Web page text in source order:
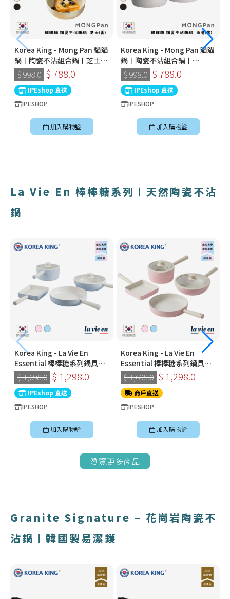
Korea King - Mong Pan 貓貓
鍋〡陶瓷不沾組合鍋〡芝士
(黃)
$ 998.0 $ 788.0
IPEshop 直送
IPESHOP
加入購物籃
Korea King - Mong Pan 貓貓
鍋〡陶瓷不沾組合鍋〡
Oreo(黑)
$ 998.0 $ 788.0
IPEshop 直送
IPESHOP
加入購物籃
La Vie En 棒棒糖系列〡天然陶瓷不沾
鍋
Korea King - La Vie En
Essential 棒棒糖系列鍋具套
裝｜ 2026全新棉花糖藍色｜
韓國不黏鑊推薦2026
$ 1,698.0 $ 1,298.0
IPEshop 直送
IPESHOP
加入購物籃
Korea King - La Vie En
Essential 棒棒糖系列鍋具套
裝｜ 2026全新棉花糖粉色｜
韓國不黏鑊推薦2026
$ 1,698.0 $ 1,298.0
商戶直送
IPESHOP
加入購物籃
瀏覽更多商品
Granite Signature – 花崗岩陶瓷不
沾鍋〡韓國製易潔鑊